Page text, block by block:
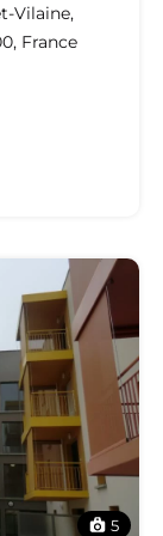
Vilaine,
France
5